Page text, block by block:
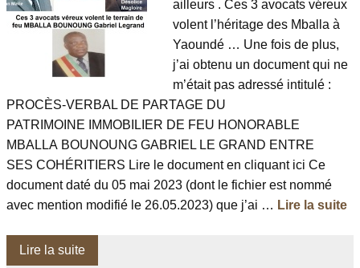
ailleurs . Ces 3 avocats véreux
volent l’héritage des Mballa à
Yaoundé … Une fois de plus,
j’ai obtenu un document qui ne
m’était pas adressé intitulé :
PROCÈS-VERBAL DE PARTAGE DU
PATRIMOINE IMMOBILIER DE FEU HONORABLE
MBALLA BOUNOUNG GABRIEL LE GRAND ENTRE
SES COHÉRITIERS Lire le document en cliquant ici Ce
document daté du 05 mai 2023 (dont le fichier est nommé
avec mention modifié le 26.05.2023) que j’ai … Lire la suite
Lire la suite